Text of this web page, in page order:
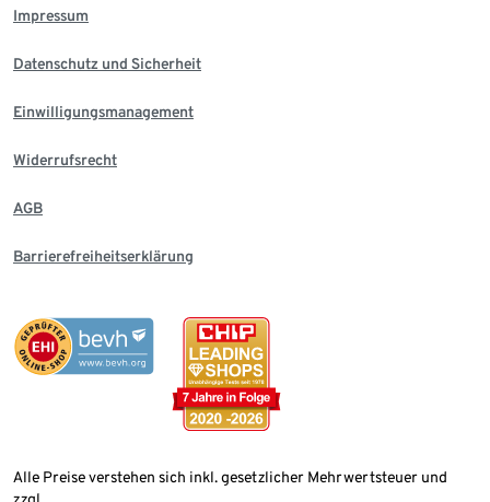
Impressum
Datenschutz und Sicherheit
Einwilligungsmanagement
Widerrufsrecht
AGB
Barrierefreiheitserklärung
Alle Preise verstehen sich inkl. gesetzlicher Mehrwertsteuer und